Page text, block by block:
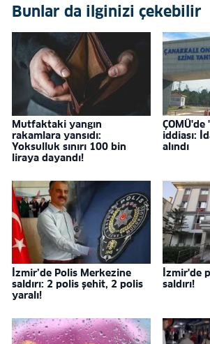
Bunlar da ilginizi çekebilir
Mutfaktaki yangın
rakamlara yansıdı:
Yoksulluk sınırı 100 bin
liraya dayandı!
iddiası:
alındı
İzmir’de Polis Merkezine
saldırı: 2 polis şehit, 2 polis
yaralı!
İzmir'de
saldırı!